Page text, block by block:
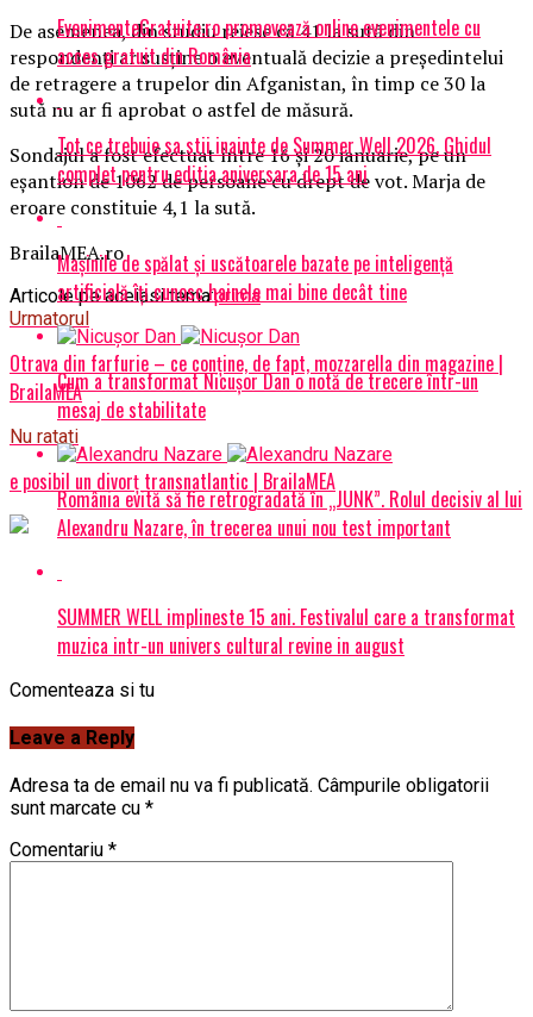
De asemenea, din studiu reiese că 41 la sută din
respondenți ar susține o eventuală decizie a președintelui
de retragere a trupelor din Afganistan, în timp ce 30 la
sută nu ar fi aprobat o astfel de măsură.
Sondajul a fost efectuat între 16 și 20 ianuarie, pe un
eșantion de 1062 de persoane cu drept de vot. Marja de
eroare constituie 4,1 la sută.
BrailaMEA.ro
Articole pe aceiasi tema:prima
Urmatorul
Otrava din farfurie – ce conţine, de fapt, mozzarella din magazine |
BrailaMEA
Nu ratati
e posibil un divorț transnatlantic | BrailaMEA
EvenimenteGratuite.ro promovează online evenimentele cu
acces gratuit din România
Tot ce trebuie sa stii inainte de Summer Well 2026. Ghidul
complet pentru editia aniversara de 15 ani
Mașinile de spălat și uscătoarele bazate pe inteligență
artificială îți cunosc hainele mai bine decât tine
Cum a transformat Nicușor Dan o notă de trecere într-un
mesaj de stabilitate
România evită să fie retrogradată în „JUNK”. Rolul decisiv al lui
Alexandru Nazare, în trecerea unui nou test important
SUMMER WELL implineste 15 ani. Festivalul care a transformat
muzica intr-un univers cultural revine in august
Comenteaza si tu
Leave a Reply
Adresa ta de email nu va fi publicată. Câmpurile obligatorii
sunt marcate cu *
Comentariu *